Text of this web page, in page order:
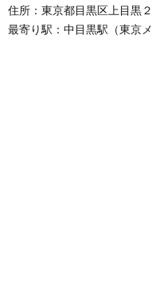
住所：東京都目黒区上目黒
最寄り駅：中目黒駅（東京